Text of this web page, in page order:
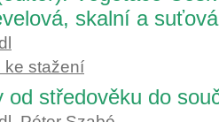
skalní a
ke stažení
od středověku do